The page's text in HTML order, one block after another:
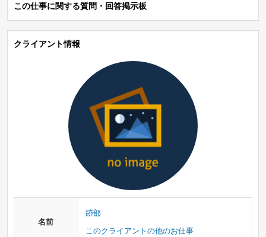
この仕事に関する質問・回答掲示板
クライアント情報
名前
跡部
このクライアントの他のお仕事